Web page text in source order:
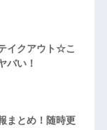
イクアウト☆こ
バい！
まとめ！随時更